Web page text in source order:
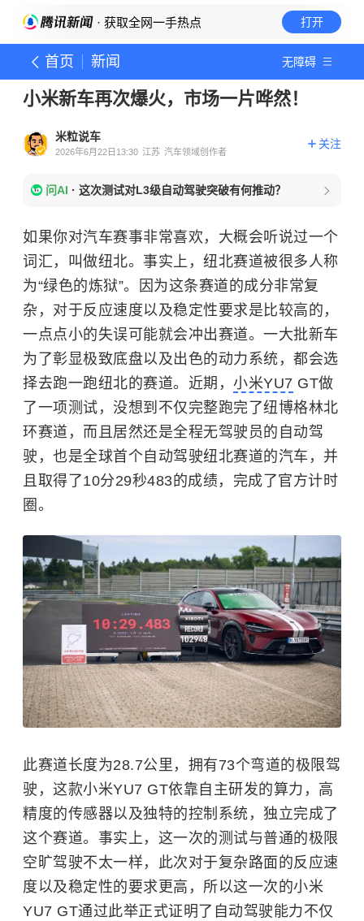
· 获取全网一手热点 打开
首页 新闻 无障碍
小米新车再次爆火，市场一片哗然！
米粒说车
2026年6月22日13:30 江苏 汽车领域创作者
关注
问AI · 这次测试对L3级自动驾驶突破有何推动？
如果你对汽车赛事非常喜欢，大概会听说过一个
词汇，叫做纽北。事实上，纽北赛道被很多人称
为“绿色的炼狱”。因为这条赛道的成分非常复
杂，对于反应速度以及稳定性要求是比较高的，
一点点小的失误可能就会冲出赛道。一大批新车
为了彰显极致底盘以及出色的动力系统，都会选
择去跑一跑纽北的赛道。近期， 小米YU7 GT做
了一项测试，没想到不仅完整跑完了纽博格林北
环赛道，而且居然还是全程无驾驶员的自动驾
驶，也是全球首个自动驾驶纽北赛道的汽车，并
且取得了10分29秒483的成绩，完成了官方计时
圈。
此赛道长度为28.7公里，拥有73个弯道的极限驾
驶，这款小米YU7 GT依靠自主研发的算力，高
精度的传感器以及独特的控制系统，独立完成了
这个赛道。事实上，这一次的测试与普通的极限
空旷驾驶不太一样，此次对于复杂路面的反应速
度以及稳定性的要求更高，所以这一次的小米
YU7 GT通过此举正式证明了自动驾驶能力不仅